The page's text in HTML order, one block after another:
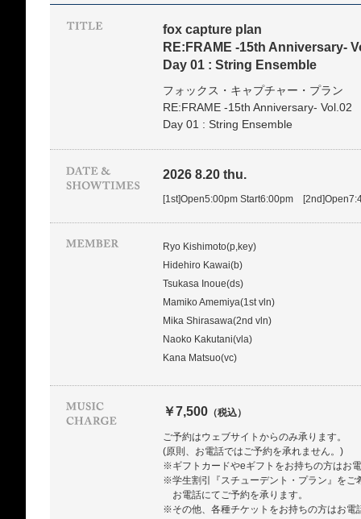
fox capture plan
RE:FRAME -15th Anniversary-
Day 01 : String Ensemble
フォックス・キャプチャー・プラン
RE:FRAME -15th Anniversary- Vol.02
Day 01 : String Ensemble
2026 8.20 thu.
[1st]Open5:00pm Start6:00pm
Ryo Kishimoto(p,key)
Hidehiro Kawai(b)
Tsukasa Inoue(ds)
Mamiko Amemiya(1st vln)
Mika Shirasawa(2nd vln)
Naoko Kakutani(vla)
Kana Matsuo(vc)
￥7,500 （税込）
ご予約はウェブサイトからのみ承ります。
(原則、お電話ではご予約を承れません。)
※ギフトカードやeギフトをお持ちの方はお
※学生割引『スチューデント・プラン』をご
お電話にてご予約を承ります。
※その他、各種チケットをお持ちの方はお電